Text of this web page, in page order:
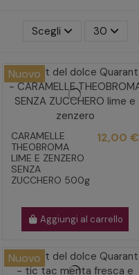
Scegli 30
Nuovo
CARAMELLE
THEOBROMA
LIME E ZENZERO
SENZA
ZUCCHERO 500g
12,00 €
Aggiungi al carrello
Nuovo